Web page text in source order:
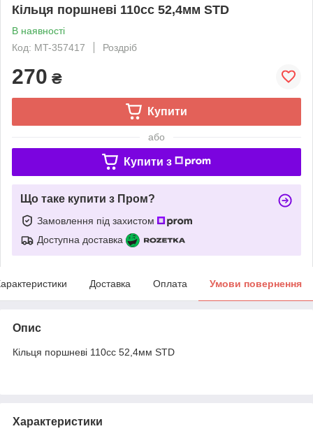
Кільця поршневі 110cc 52,4мм STD
В наявності
Код: MT-357417
Роздріб
270 ₴
Купити
або
Купити з
Що таке купити з Пром?
Замовлення під захистом
Доступна доставка
Доставка Оплата Умови повернення
Опис
Кільця поршневі 110cc 52,4мм STD
Характеристики